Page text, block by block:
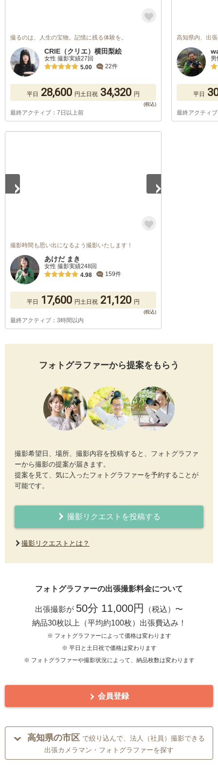
撮るのは、人生の宝物。記憶に残る体験を。
CRIE（クリエ）横田梨絵
女性 撮影実績27回
5.00
22件
平日 28,600 円土日祝 34,320 円
最終アクティブ：7日以上前
高知県内、出
男
平日
最終アクティ
撮影時間も思い出になるよう撮影いたします！
あけだ まき
女性 撮影実績248回
4.98
159件
平日 17,600 円土日祝 21,120 円
最終アクティブ：3時間以内
フォトグラファーから提案をもらう
撮影希望日、場所、撮影内容を投稿すると、フォトグラファ
ーから撮影の提案が届きます。
提案を見て、気に入ったフォトグラファーを予約することが
可能です。
撮影リクエストを投稿する
撮影リクエストとは？
フォトグラファーの出張撮影料金について
出張撮影が 50分 11,000円
（税込）〜
納品30枚以上（平均約100枚）出張費込み！
※ フォトグラファーによって価格は変わります
※ 平日と土日祝で価格は変わります
※ フォトグラファーや撮影状況によって、納品枚数は変わります
会員登録
高知県の市区 で絞り込んで、法人（社員）撮影できる
出張カメラマン・フォトグラファーを探す